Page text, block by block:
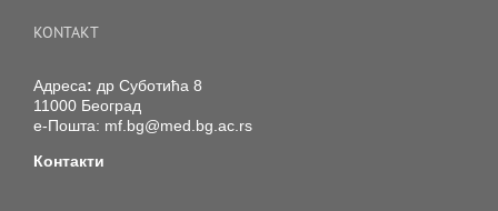
KONTAKT
Адреса: др Суботића 8
11000 Београд
е-Пошта: mf.bg@med.bg.ac.rs
Контакти